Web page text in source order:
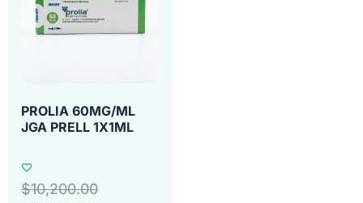
PROLIA 60MG/ML
JGA PRELL 1X1ML
$10,200.00